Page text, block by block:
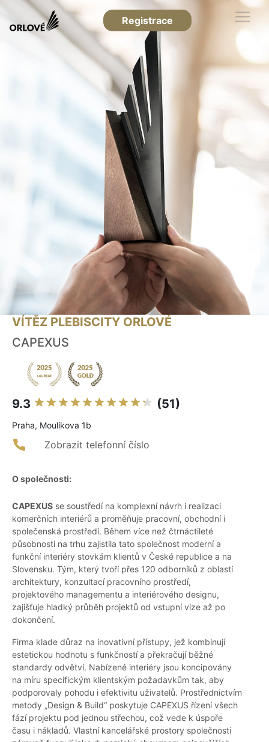
Registrace
VÍTĚZ PLEBISCITY ORLOVÉ
CAPEXUS
9.3 (51)
Praha, Moulíkova 1b
Zobrazit telefonní číslo
O společnosti:
CAPEXUS se soustředí na komplexní návrh i realizaci
komerčních interiérů a proměňuje pracovní, obchodní i
společenská prostředí. Během více než čtrnáctileté
působnosti na trhu zajistila tato společnost moderní a
funkční interiéry stovkám klientů v České republice a na
Slovensku. Tým, který tvoří přes 120 odborníků z oblastí
architektury, konzultací pracovního prostředí,
projektového managementu a interiérového designu,
zajišťuje hladký průběh projektů od vstupní vize až po
dokončení.
Firma klade důraz na inovativní přístupy, jež kombinují
estetickou hodnotu s funkčností a překračují běžné
standardy odvětví. Nabízené interiéry jsou koncipovány
na míru specifickým klientským požadavkům tak, aby
podporovaly pohodu i efektivitu uživatelů. Prostřednictvím
metody „Design & Build“ poskytuje CAPEXUS řízení všech
fází projektu pod jednou střechou, což vede k úspoře
času i nákladů. Vlastní kancelářské prostory společnosti